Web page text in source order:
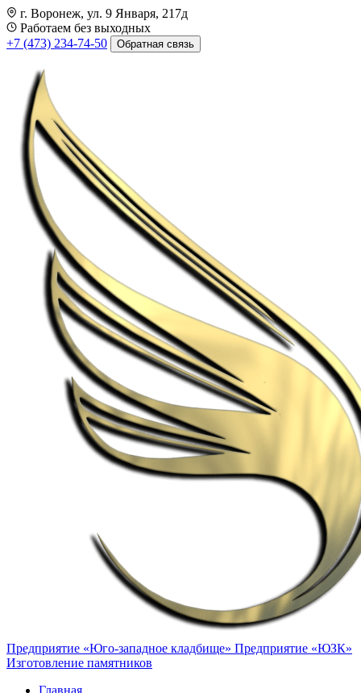
г. Воронеж, ул. 9 Января, 217д
Работаем без выходных
+7 (473) 234-74-50
Обратная связь
Предприятие «Юго-западное кладбище» Предприятие «ЮЗК»
Изготовление памятников
Главная